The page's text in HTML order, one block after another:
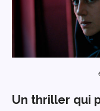
Un thriller qui